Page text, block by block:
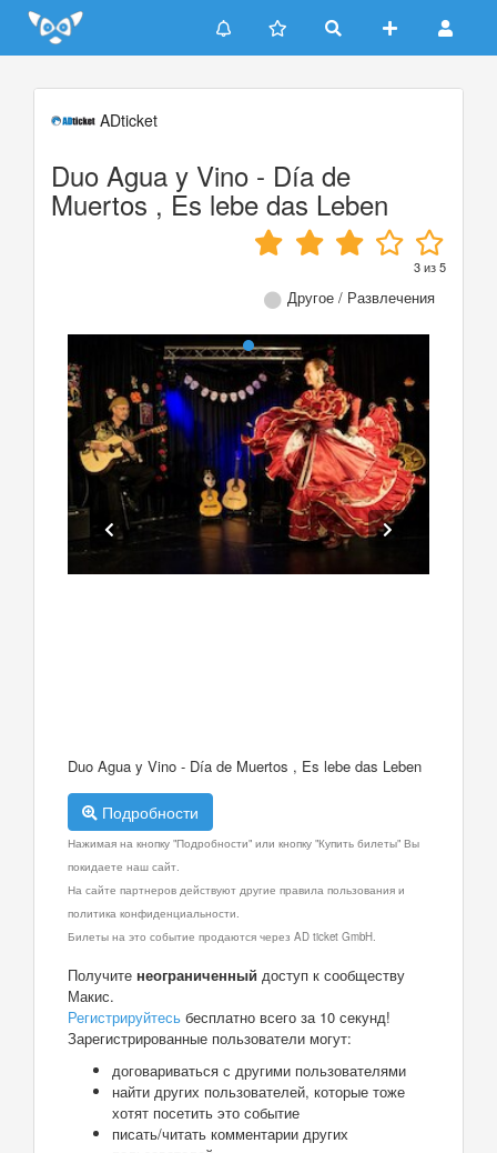
Update cookies preferences
ADticket
Duo Agua y Vino - Día de
Muertos , Es lebe das Leben
3из5
Другое / Развлечения
Duo Agua y Vino - Día de Muertos , Es lebe das Leben
Подробности
Нажимая на кнопку "Подробности" или кнопку "Купить билеты" Вы
покидаете наш сайт.
На сайте партнеров действуют другие правила пользования и
политика конфиденциальности.
Билеты на это событие продаются через AD ticket GmbH.
Получите неограниченный доступ к сообществу
Макис.
Регистрируйтесь бесплатно всего за 10 секунд!
Зарегистрированные пользователи могут:
договариваться с другими пользователями
найти других пользователей, которые тоже
хотят посетить это событие
писать/читать комментарии других